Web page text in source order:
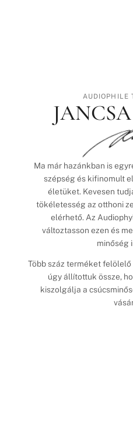
AUDIOPHILE
Ma már hazánkban is
szépség és kifinomult
életüket. Kevesen
tökéletesség az otthoni
elérhető. Az
változtasson ezen és
minőség
Több száz terméket
úgy állítottuk össze,
kiszolgálja a